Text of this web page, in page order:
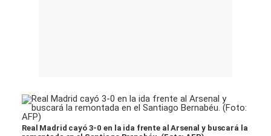
Real Madrid cayó 3-0 en la ida frente al Arsenal y buscará la